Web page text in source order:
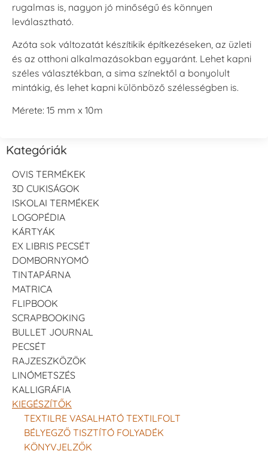
rugalmas is, nagyon jó minőségű és könnyen
leválasztható.
Azóta sok változatát készítikik építkezéseken, az üzleti
és az otthoni alkalmazásokban egyaránt. Lehet kapni
széles választékban, a sima színektől a bonyolult
mintákig, és lehet kapni különböző szélességben is.
Mérete: 15 mm x 10m
Kategóriák
OVIS TERMÉKEK
3D CUKISÁGOK
ISKOLAI TERMÉKEK
LOGOPÉDIA
KÁRTYÁK
EX LIBRIS PECSÉT
DOMBORNYOMÓ
TINTAPÁRNA
MATRICA
FLIPBOOK
SCRAPBOOKING
BULLET JOURNAL
PECSÉT
RAJZESZKÖZÖK
LINÓMETSZÉS
KALLIGRÁFIA
KIEGÉSZÍTŐK
TEXTILRE VASALHATÓ TEXTILFOLT
BÉLYEGZŐ TISZTÍTÓ FOLYADÉK
KÖNYVJELZŐK